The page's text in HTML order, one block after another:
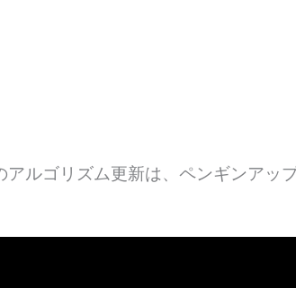
ゴリズム更新は、ペンギンアッ